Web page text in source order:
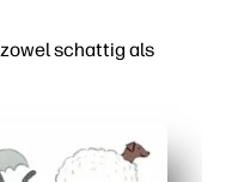
schattig als